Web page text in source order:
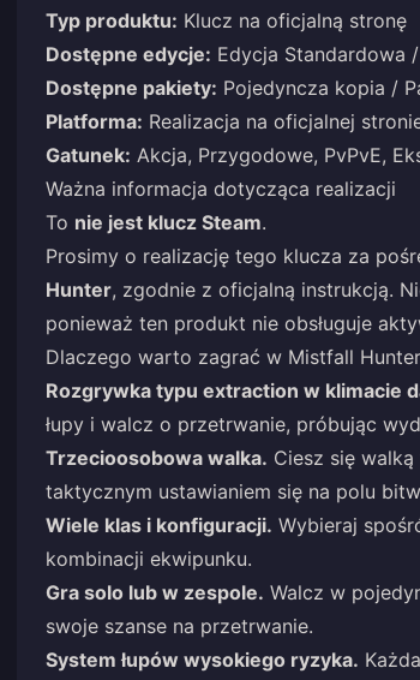
Typ produktu: Klucz na oficjalną stronę
Dostępne edycje: Edycja Standardowa
Dostępne pakiety: Pojedyncza kopia /
Platforma: Realizacja na oficjalnej
Gatunek: Akcja, Przygodowe, PvPvE,
Ważna informacja dotycząca realizacji
To nie jest klucz Steam.
Prosimy o realizację tego klucza za
Hunter, zgodnie z oficjalną instrukcją.
ponieważ ten produkt nie obsługuje
Dlaczego warto zagrać w Mistfall Hunter
Rozgrywka typu extraction w klimacie
łupy i walcz o przetrwanie, próbując
Trzecioosobowa walka. Ciesz się
taktycznym ustawianiem się na polu
Wiele klas i konfiguracji. Wybieraj
kombinacji ekwipunku.
Gra solo lub w zespole. Walcz w
swoje szanse na przetrwanie.
System łupów wysokiego ryzyka.